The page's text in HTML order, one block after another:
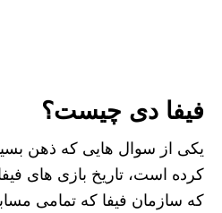
فیفا دی چیست؟
یکی از سوال هایی که ذهن
کرده است، تاریخ بازی های
که سازمان فیفا که تمامی